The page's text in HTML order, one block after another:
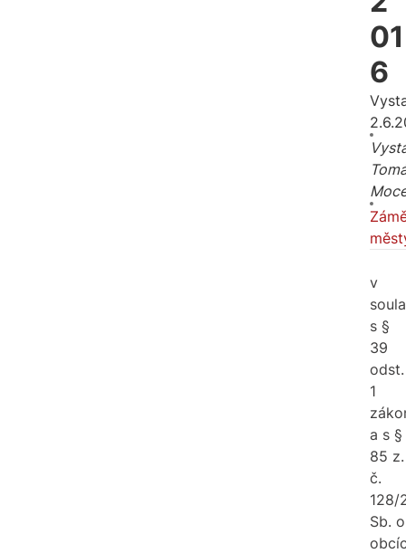
01
6
v
s §
39
odst.
1
a s §
85 z.
č.
128/
Sb. o